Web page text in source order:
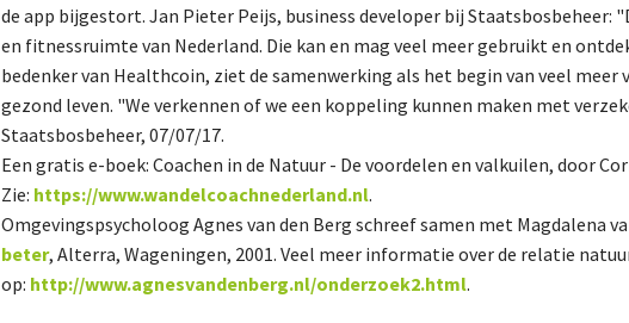
de app bijgestort. Jan Pieter Peijs, business developer bij Staatsbosbeheer:
en fitnessruimte van Nederland. Die kan en mag veel meer gebruikt en
bedenker van Healthcoin, ziet de samenwerking als het begin van veel meer
gezond leven. "We verkennen of we een koppeling kunnen maken met
Staatsbosbeheer, 07/07/17.
Een gratis e-boek: Coachen in de Natuur - De voordelen en valkuilen, door
Zie: https://www.wandelcoachnederland.nl.
Omgevingspsycholoog Agnes van den Berg schreef samen met Magdalena
beter, Alterra, Wageningen, 2001. Veel meer informatie over de relatie
op: http://www.agnesvandenberg.nl/onderzoek2.html.